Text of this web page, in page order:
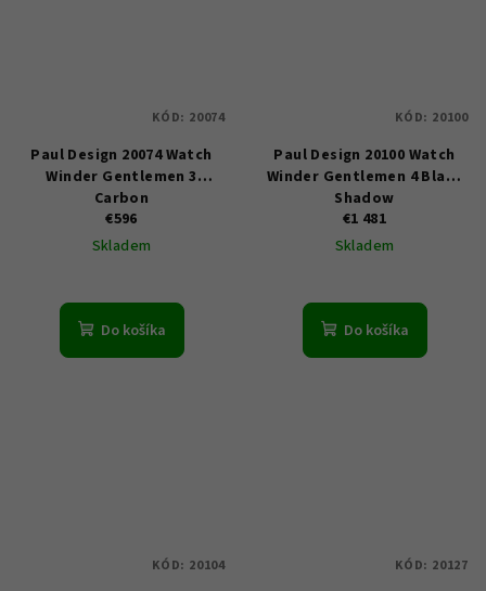
Paul Design 20074 Watch
Winder Gentlemen 3
Carbon
€596
Skladem
Do košíka
KÓD: 20074
Paul Design 20100 Watch
Winder Gentlemen 4 Black
Shadow
€1 481
Skladem
Do košíka
KÓD: 20100
KÓD: 20104 KÓD: 20127